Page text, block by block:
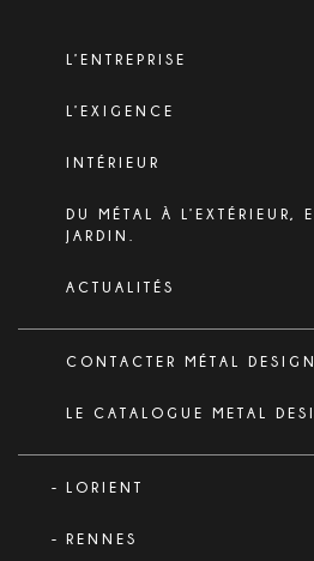
L’ENTREPRISE
L’EXIGENCE
INTÉRIEUR
DU MÉTAL À L’EXTÉRIEUR,
JARDIN.
ACTUALITÉS
CONTACTER MÉTAL DESIGN
LE CATALOGUE METAL
LORIENT
RENNES